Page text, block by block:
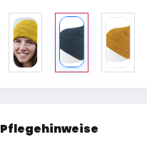
Pflegehinweise